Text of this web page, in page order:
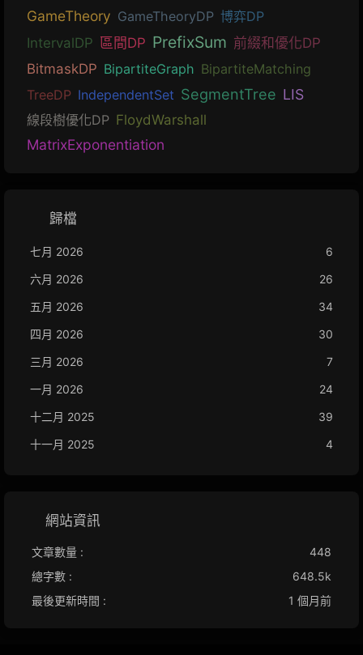
GameTheory GameTheoryDP 博弈DP
IntervalDP 區間DP PrefixSum 前綴和優化DP
BitmaskDP BipartiteGraph BipartiteMatching
TreeDP IndependentSet SegmentTree LIS
線段樹優化DP FloydWarshall
MatrixExponentiation
歸檔
七月 2026
6
六月 2026
26
五月 2026
34
四月 2026
30
三月 2026
7
一月 2026
24
十二月 2025
39
十一月 2025
4
網站資訊
文章數量 :
448
總字數 :
648.5k
最後更新時間 :
1 個月前